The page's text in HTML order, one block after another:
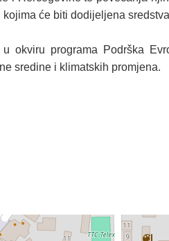
će biti dodijeljena
okviru programa Podrška
sredine i klimatskih promjena.